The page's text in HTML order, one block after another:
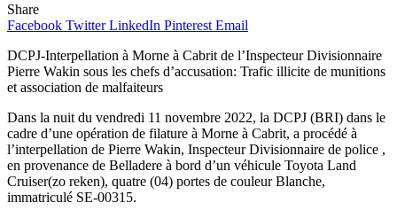
Share
Facebook Twitter LinkedIn Pinterest Email
DCPJ-Interpellation à Morne à Cabrit de l’Inspecteur Divisionnaire
Pierre Wakin sous les chefs d’accusation: Trafic illicite de munitions
et association de malfaiteurs
Dans la nuit du vendredi 11 novembre 2022, la DCPJ (BRI) dans le
cadre d’une opération de filature à Morne à Cabrit, a procédé à
l’interpellation de Pierre Wakin, Inspecteur Divisionnaire de police ,
en provenance de Belladere à bord d’un véhicule Toyota Land
Cruiser(zo reken), quatre (04) portes de couleur Blanche,
immatriculé SE-00315.